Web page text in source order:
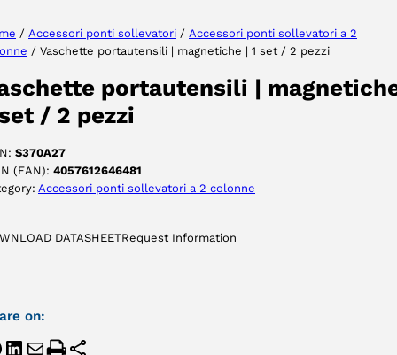
/ Accessori ponti sollevatori / Accessori ponti sollevatori a 2
/ Vaschette portautensili | magnetiche | 1 set / 2 pezzi
portautensili |
/ 2 pezzi
S370A27
(EAN): 4057612646481
Accessori ponti sollevatori a 2 colonne
DATASHEETRequest Information
on:
ACCETTA